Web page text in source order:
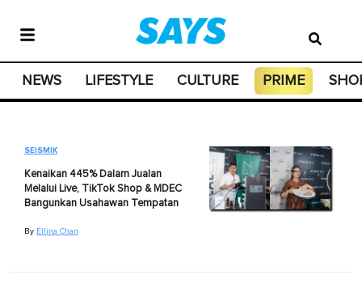
NEWS LIFESTYLE CULTURE PRIME
SEISMIK
Kenaikan 445% Dalam Jualan
Melalui Live, TikTok Shop & MDEC
Bangunkan Usahawan Tempatan
By Ellina Chan